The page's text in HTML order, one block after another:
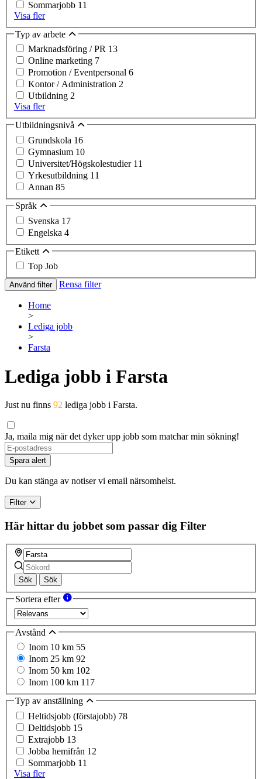
Sommarjobb 11
Visa fler
Typ av arbete
Marknadsföring / PR 13
Online marketing 7
Promotion / Eventpersonal 6
Kontor / Administration 2
Utbildning 2
Visa fler
Utbildningsnivå
Grundskola 16
Gymnasium 10
Universitet/Högskolestudier 11
Yrkesutbildning 11
Annan 85
Språk
Svenska 17
Engelska 4
Etikett
Top Job
Använd filter Rensa filter
Home
>
Lediga jobb
>
Farsta
Lediga jobb i Farsta
Just nu finns 92 lediga jobb i Farsta.
Ja, maila mig när det dyker upp jobb som matchar min sökning!
Spara alert
Du kan stänga av notiser vi email närsomhelst.
Filter
Här hittar du jobbet som passar dig Filter
Sök Sök
Sortera efter
Avstånd
Inom 10 km 55
Inom 25 km 92
Inom 50 km 102
Inom 100 km 117
Typ av anställning
Heltidsjobb (förstajobb) 78
Deltidsjobb 15
Extrajobb 13
Jobba hemifrån 12
Sommarjobb 11
Visa fler